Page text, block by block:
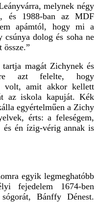
melynek négy
és 1988-ban az MDF
apámtól, hogy mi a
dolog és soha ne
magát Zichynek és
azt felelte, hogy
volt, amit akkor kellett
az iskola kapuját. Kék
egyértelműen a Zichy
érts: a feleségem,
én ízig-vérig annak is
egyik legmeghatóbb
fejedelem 1674-ben
Bánffy Dénest.